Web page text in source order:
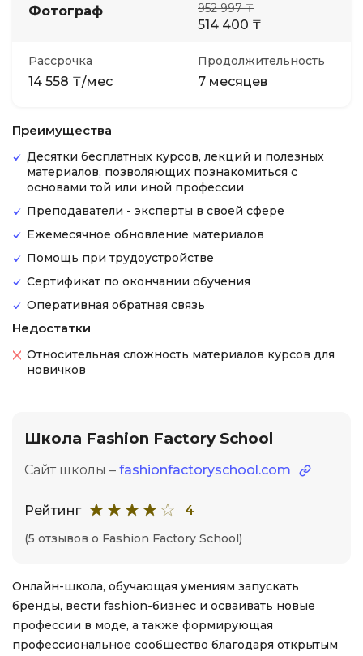
Фотограф 952 997 ₸
514 400 ₸
Рассрочка
14 558 ₸/мес
Продолжительность
7 месяцев
Преимущества
Десятки бесплатных курсов, лекций и полезных
материалов, позволяющих познакомиться с
основами той или иной профессии
Преподаватели - эксперты в своей сфере
Ежемесячное обновление материалов
Помощь при трудоустройстве
Сертификат по окончании обучения
Оперативная обратная связь
Недостатки
Относительная сложность материалов курсов для
новичков
Школа Fashion Factory School
Сайт школы – fashionfactoryschool.com
Рейтинг 4
(5 отзывов о Fashion Factory School)
Онлайн-школа, обучающая умениям запускать
бренды, вести fashion-бизнес и осваивать новые
профессии в моде, а также формирующая
профессиональное сообщество благодаря открытым